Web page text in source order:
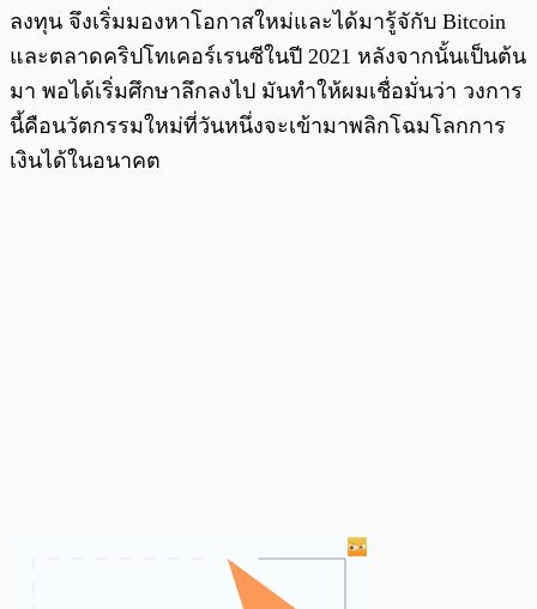
ลงทุน จึงเริ่มมองหาโอกาสใหม่และได้มารู้จักับ Bitcoin
และตลาดคริปโทเคอร์เรนซีในปี 2021 หลังจากนั้นเป็นต้น
มา พอได้เริ่มศึกษาลึกลงไป มันทำให้ผมเชื่อมั่นว่า วงการ
นี้คือนวัตกรรมใหม่ที่วันหนึ่งจะเข้ามาพลิกโฉมโลกการ
เงินได้ในอนาคต